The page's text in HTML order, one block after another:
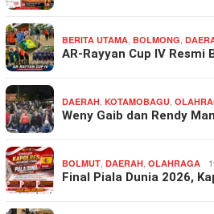
BERITA UTAMA BOLMONG
AR-Rayyan Cup IV Resmi
DAERAH KOTAMOBAGU
Weny Gaib dan Rendy
BOLMUT DAERAH OLAHRAGA
Final Piala Dunia 2026,